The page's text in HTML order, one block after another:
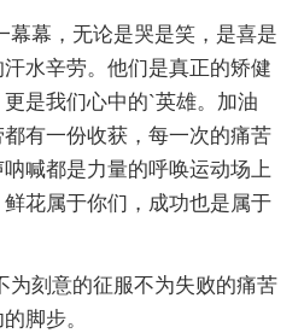
幕幕，无论是哭是笑，是喜是
水辛劳。他们是真正的矫健
是我们心中的`英雄。加油
有一份收获，每一次的痛苦
喊都是力量的呼唤运动场上
花属于你们，成功也是属于
为刻意的征服不为失败的痛苦
脚步。